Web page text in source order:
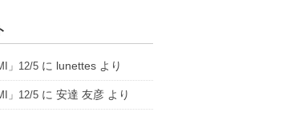
」12/5 に lunettes より
」12/5 に安達 友彦 より